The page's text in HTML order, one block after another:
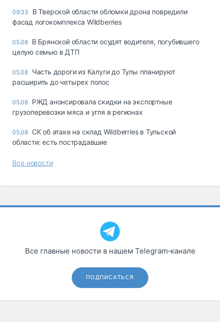
09:33
В Тверской области обломки дрона повредили
фасад логокомплекса Wildberries
05.08 В Брянской области осудят водителя, погубившего
целую семью в ДТП
05.08 Часть дороги из Калуги до Тулы планируют
расширить до четырех полос
05.08 РЖД анонсировала скидки на экспортные
грузоперевозки мяса и угля в регионах
05.08 СК об атаке на склад Wildberries в Тульской
области: есть пострадавшие
Все новости
Все главные новости в нашем Telegram‑канале
ПОДПИСАТЬСЯ